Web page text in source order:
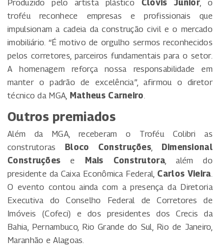
Produzido pelo artista plástico Clóvis Júnior, o
troféu reconhece empresas e profissionais que
impulsionam a cadeia da construção civil e o mercado
imobiliário. “É motivo de orgulho sermos reconhecidos
pelos corretores, parceiros fundamentais para o setor.
A homenagem reforça nossa responsabilidade em
manter o padrão de excelência”, afirmou o diretor
técnico da MGA, Matheus Carneiro.
Outros premiados
Além da MGA, receberam o Troféu Colibri as
construtoras
Bloco Construções,
Dimensional
Construções e Mais Construtora, além do
presidente da Caixa Econômica Federal, Carlos Vieira.
O evento contou ainda com a presença da Diretoria
Executiva do Conselho Federal de Corretores de
Imóveis (Cofeci) e dos presidentes dos Crecis da
Bahia, Pernambuco, Rio Grande do Sul, Rio de Janeiro,
Maranhão e Alagoas.